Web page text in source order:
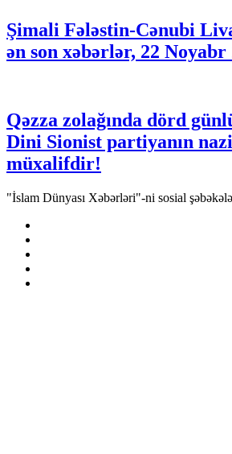
Şimali Fələstin-Cənubi
ən son xəbərlər, 22 Noyabr
Qəzza zolağında dörd
Dini Sionist partiyanın
müxalifdir!
"İslam Dünyası Xəbərləri"-ni sosial